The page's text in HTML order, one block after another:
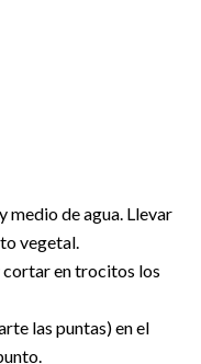
medio de agua. Llevar
vegetal.
cortar en trocitos los
las puntas) en el